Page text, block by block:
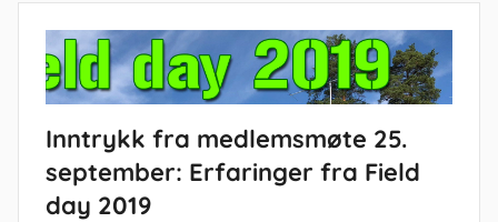
Inntrykk fra medlemsmøte 25.
september: Erfaringer fra Field
day 2019